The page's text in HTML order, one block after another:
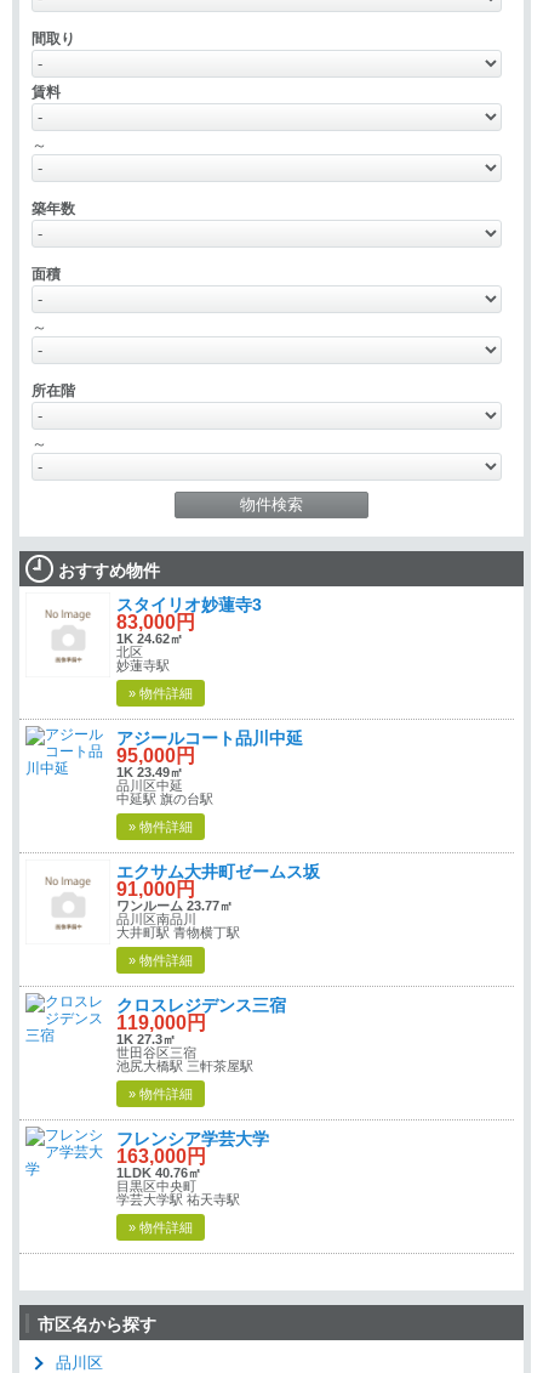
間取り
賃料
～
築年数
面積
～
所在階
～
おすすめ物件
スタイリオ妙蓮寺3
83,000円
1K 24.62㎡
北区
妙蓮寺駅
» 物件詳細
アジールコート品川中延
95,000円
1K 23.49㎡
品川区中延
中延駅 旗の台駅
» 物件詳細
エクサム大井町ゼームス坂
91,000円
ワンルーム 23.77㎡
品川区南品川
大井町駅 青物横丁駅
» 物件詳細
クロスレジデンス三宿
119,000円
1K 27.3㎡
世田谷区三宿
池尻大橋駅 三軒茶屋駅
» 物件詳細
フレンシア学芸大学
163,000円
1LDK 40.76㎡
目黒区中央町
学芸大学駅 祐天寺駅
» 物件詳細
市区名から探す
品川区